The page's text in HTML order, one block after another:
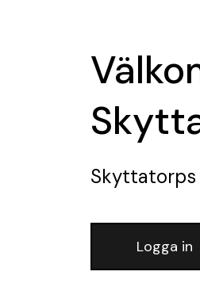
Skyttatorps
Logga in